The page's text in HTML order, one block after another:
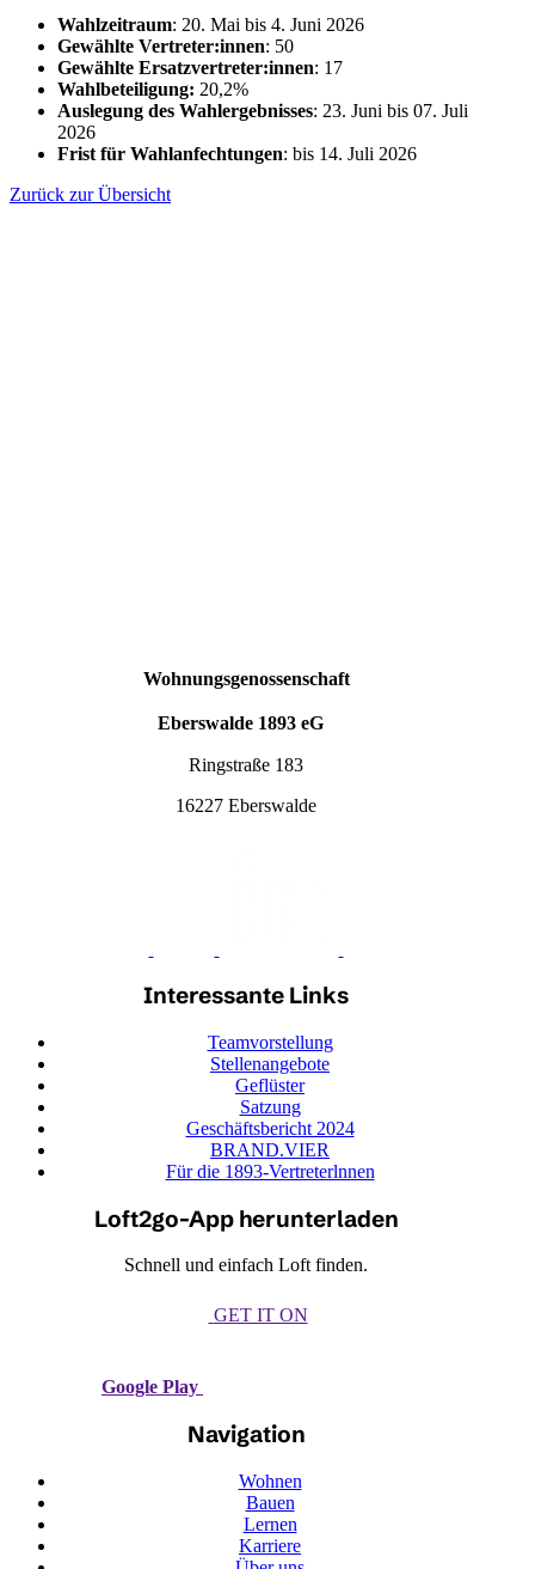
Wahlzeitraum: 20. Mai bis 4. Juni 2026
Gewählte Vertreter:innen: 50
Gewählte Ersatzvertreter:innen: 17
Wahlbeteiligung: 20,2%
Auslegung des Wahlergebnisses: 23. Juni bis 07. Juli
2026
Frist für Wahlanfechtungen: bis 14. Juli 2026
Zurück zur Übersicht
Wohnungsgenossenschaft
Eberswalde 1893 eG
Ringstraße 183
16227 Eberswalde
Interessante Links
Teamvorstellung
Stellenangebote
Geflüster
Satzung
Geschäftsbericht 2024
BRAND.VIER
Für die 1893-Vertreterlnnen
Loft2go-App herunterladen
Schnell und einfach Loft finden.
GET IT ON
Google Play
Navigation
Wohnen
Bauen
Lernen
Karriere